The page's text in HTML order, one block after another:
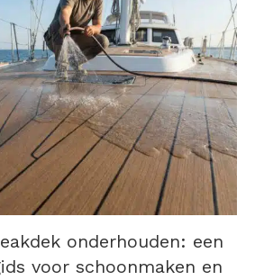
onderhouden: een
voor schoonmaken en